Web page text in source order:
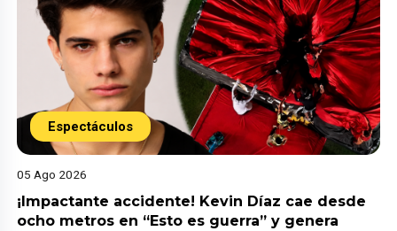
Espectáculos
05 Ago 2026
¡Impactante accidente! Kevin Díaz cae desde
ocho metros en “Esto es guerra” y genera